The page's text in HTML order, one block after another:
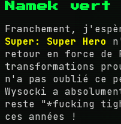
Namek vert
Franchement,
Super: Super Hero
retour en force de
transformations
n'a pas oublié ce
Wysocki a
reste "*fucking
ces années !